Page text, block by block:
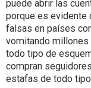
puede abrir las
porque es evidente
falsas en países
vomitando millones
todo tipo de
compran
estafas de todo